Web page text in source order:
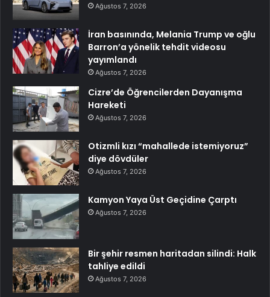
Ağustos 7, 2026
İran basınında, Melania Trump ve oğlu
Barron’a yönelik tehdit videosu
yayımlandı
Ağustos 7, 2026
Cizre’de Öğrencilerden Dayanışma
Hareketi
Ağustos 7, 2026
Otizmli kızı “mahallede istemiyoruz”
diye dövdüler
Ağustos 7, 2026
Kamyon Yaya Üst Geçidine Çarptı
Ağustos 7, 2026
Bir şehir resmen haritadan silindi: Halk
tahliye edildi
Ağustos 7, 2026